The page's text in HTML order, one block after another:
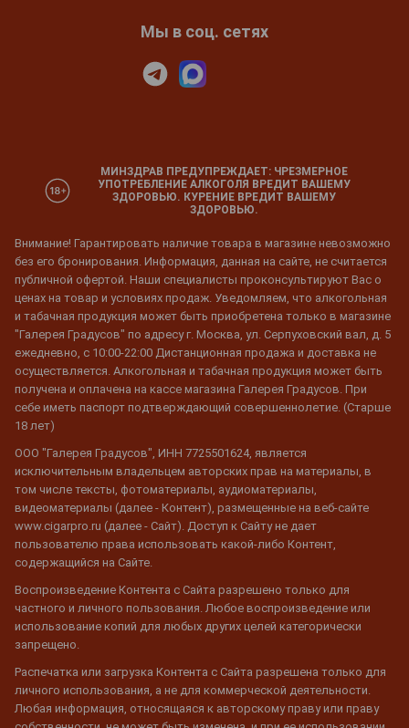
Мы в соц. сетях
МИНЗДРАВ ПРЕДУПРЕЖДАЕТ: ЧРЕЗМЕРНОЕ
УПОТРЕБЛЕНИЕ АЛКОГОЛЯ ВРЕДИТ ВАШЕМУ
ЗДОРОВЬЮ. КУРЕНИЕ ВРЕДИТ ВАШЕМУ
ЗДОРОВЬЮ.
Внимание! Гарантировать наличие товара в магазине невозможно
без его бронирования. Информация, данная на сайте, не считается
публичной офертой. Наши специалисты проконсультируют Вас о
ценах на товар и условиях продаж. Уведомляем, что алкогольная
и табачная продукция может быть приобретена только в магазине
"Галерея Градусов" по адресу г. Москва, ул. Серпуховский вал, д. 5
ежедневно, с 10:00-22:00 Дистанционная продажа и доставка не
осуществляется. Алкогольная и табачная продукция может быть
получена и оплачена на кассе магазина Галерея Градусов. При
себе иметь паспорт подтверждающий совершеннолетие. (Старше
18 лет)
ООО "Галерея Градусов", ИНН 7725501624, является
исключительным владельцем авторских прав на материалы, в
том числе тексты, фотоматериалы, аудиоматериалы,
видеоматериалы (далее - Контент), размещенные на веб-сайте
www.cigarpro.ru (далее - Сайт). Доступ к Сайту не дает
пользователю права использовать какой-либо Контент,
содержащийся на Сайте.
Воспроизведение Контента с Сайта разрешено только для
частного и личного пользования. Любое воспроизведение или
использование копий для любых других целей категорически
запрещено.
Распечатка или загрузка Контента с Сайта разрешена только для
личного использования, а не для коммерческой деятельности.
Любая информация, относящаяся к авторскому праву или праву